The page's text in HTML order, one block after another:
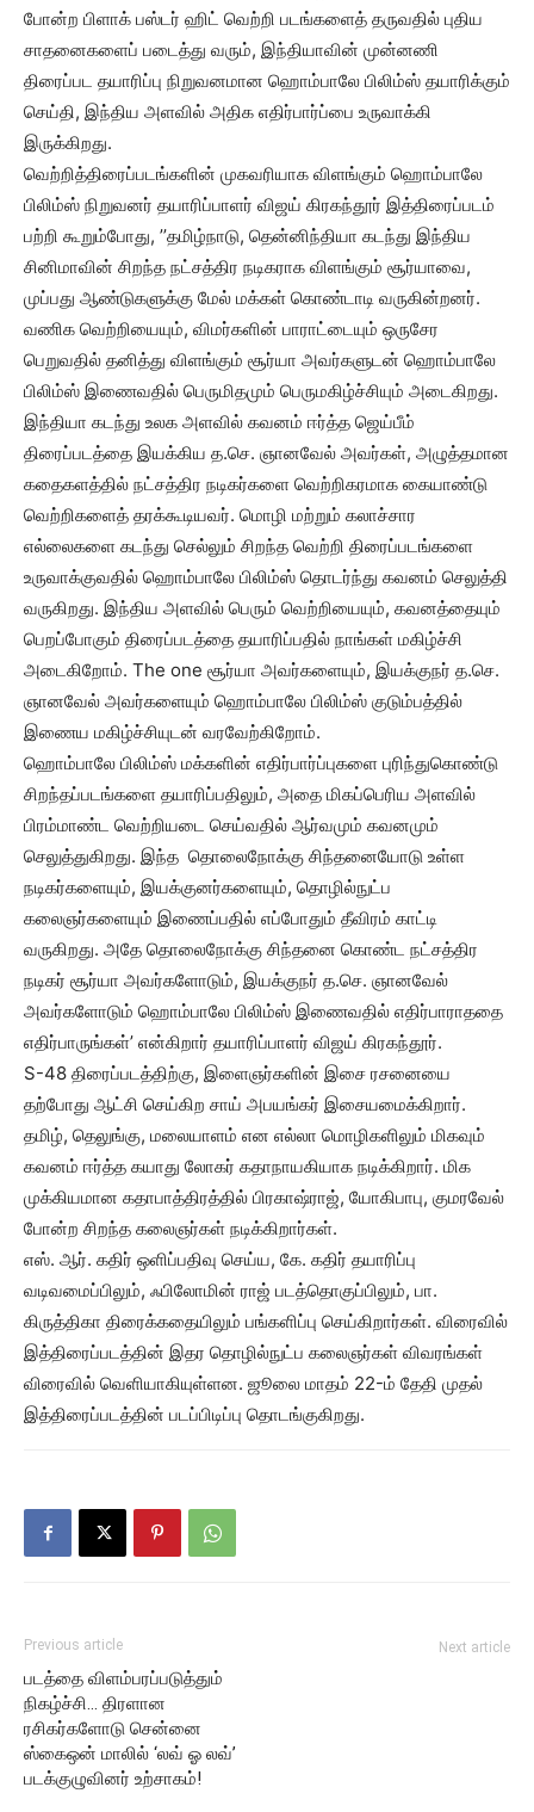
போன்ற பிளாக் பஸ்டர் ஹிட் வெற்றி படங்களைத் தருவதில் புதிய
சாதனைகளைப் படைத்து வரும், இந்தியாவின் முன்னணி
திரைப்பட தயாரிப்பு நிறுவனமான ஹொம்பாலே பிலிம்ஸ் தயாரிக்கும்
செய்தி, இந்திய அளவில் அதிக எதிர்பார்ப்பை உருவாக்கி
இருக்கிறது.
வெற்றித்திரைப்படங்களின் முகவரியாக விளங்கும் ஹொம்பாலே
பிலிம்ஸ் நிறுவனர் தயாரிப்பாளர் விஜய் கிரகந்தூர் இத்திரைப்படம்
பற்றி கூறும்போது, ’’தமிழ்நாடு, தென்னிந்தியா கடந்து இந்திய
சினிமாவின் சிறந்த நட்சத்திர நடிகராக விளங்கும் சூர்யாவை,
முப்பது ஆண்டுகளுக்கு மேல் மக்கள் கொண்டாடி வருகின்றனர்.
வணிக வெற்றியையும், விமர்களின் பாராட்டையும் ஒருசேர
பெறுவதில் தனித்து விளங்கும் சூர்யா அவர்களுடன் ஹொம்பாலே
பிலிம்ஸ் இணைவதில் பெருமிதமும் பெருமகிழ்ச்சியும் அடைகிறது.
இந்தியா கடந்து உலக அளவில் கவனம் ஈர்த்த ஜெய்பீம்
திரைப்படத்தை இயக்கிய த.செ. ஞானவேல் அவர்கள், அழுத்தமான
கதைகளத்தில் நட்சத்திர நடிகர்களை வெற்றிகரமாக கையாண்டு
வெற்றிகளைத் தரக்கூடியவர். மொழி மற்றும் கலாச்சார
எல்லைகளை கடந்து செல்லும் சிறந்த வெற்றி திரைப்படங்களை
உருவாக்குவதில் ஹொம்பாலே பிலிம்ஸ் தொடர்ந்து கவனம் செலுத்தி
வருகிறது. இந்திய அளவில் பெரும் வெற்றியையும், கவனத்தையும்
பெறப்போகும் திரைப்படத்தை தயாரிப்பதில் நாங்கள் மகிழ்ச்சி
அடைகிறோம். The one சூர்யா அவர்களையும், இயக்குநர் த.செ.
ஞானவேல் அவர்களையும் ஹொம்பாலே பிலிம்ஸ் குடும்பத்தில்
இணைய மகிழ்ச்சியுடன் வரவேற்கிறோம்.
ஹொம்பாலே பிலிம்ஸ் மக்களின் எதிர்பார்ப்புகளை புரிந்துகொண்டு
சிறந்தப்படங்களை தயாரிப்பதிலும், அதை மிகப்பெரிய அளவில்
பிரம்மாண்ட வெற்றியடை செய்வதில் ஆர்வமும் கவனமும்
செலுத்துகிறது. இந்த தொலைநோக்கு சிந்தனையோடு உள்ள
நடிகர்களையும், இயக்குனர்களையும், தொழில்நுட்ப
கலைஞர்களையும் இணைப்பதில் எப்போதும் தீவிரம் காட்டி
வருகிறது. அதே தொலைநோக்கு சிந்தனை கொண்ட நட்சத்திர
நடிகர் சூர்யா அவர்களோடும், இயக்குநர் த.செ. ஞானவேல்
அவர்களோடும் ஹொம்பாலே பிலிம்ஸ் இணைவதில் எதிர்பாராததை
எதிர்பாருங்கள்’ என்கிறார் தயாரிப்பாளர் விஜய் கிரகந்தூர்.
S-48 திரைப்படத்திற்கு, இளைஞர்களின் இசை ரசனையை
தற்போது ஆட்சி செய்கிற சாய் அபயங்கர் இசையமைக்கிறார்.
தமிழ், தெலுங்கு, மலையாளம் என எல்லா மொழிகளிலும் மிகவும்
கவனம் ஈர்த்த கயாது லோகர் கதாநாயகியாக நடிக்கிறார். மிக
முக்கியமான கதாபாத்திரத்தில் பிரகாஷ்ராஜ், யோகிபாபு, குமரவேல்
போன்ற சிறந்த கலைஞர்கள் நடிக்கிறார்கள்.
எஸ். ஆர். கதிர் ஒளிப்பதிவு செய்ய, கே. கதிர் தயாரிப்பு
வடிவமைப்பிலும், ஃபிலோமின் ராஜ் படத்தொகுப்பிலும், பா.
கிருத்திகா திரைக்கதையிலும் பங்களிப்பு செய்கிறார்கள். விரைவில்
இத்திரைப்படத்தின் இதர தொழில்நுட்ப கலைஞர்கள் விவரங்கள்
விரைவில் வெளியாகியுள்ளன. ஜூலை மாதம் 22-ம் தேதி முதல்
இத்திரைப்படத்தின் படப்பிடிப்பு தொடங்குகிறது.
Previous article
படத்தை விளம்பரப்படுத்தும்
நிகழ்ச்சி… திரளான
ரசிகர்களோடு சென்னை
ஸ்கைஒன் மாலில் ‘லவ் ஓ லவ்’
படக்குழுவினர் உற்சாகம்!
Next article